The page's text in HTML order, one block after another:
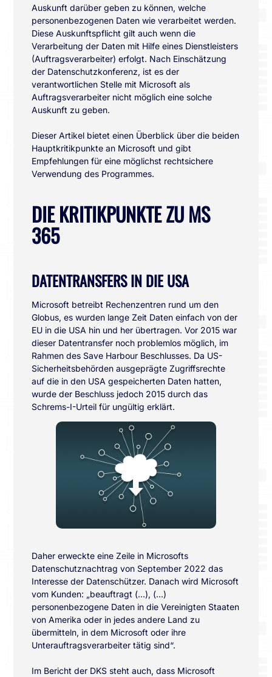
Auskunft darüber geben zu können, welche
personenbezogenen Daten wie verarbeitet werden.
Diese Auskunftspflicht gilt auch wenn die
Verarbeitung der Daten mit Hilfe eines Dienstleisters
(Auftragsverarbeiter) erfolgt. Nach Einschätzung
der Datenschutzkonferenz, ist es der
verantwortlichen Stelle mit Microsoft als
Auftragsverarbeiter nicht möglich eine solche
Auskunft zu geben.
Dieser Artikel bietet einen Überblick über die beiden
Hauptkritikpunkte an Microsoft und gibt
Empfehlungen für eine möglichst rechtsichere
Verwendung des Programmes.
DIE KRITIKPUNKTE ZU MS
365
DATENTRANSFERS IN DIE USA
Microsoft betreibt Rechenzentren rund um den
Globus, es wurden lange Zeit Daten einfach von der
EU in die USA hin und her übertragen. Vor 2015 war
dieser Datentransfer noch problemlos möglich, im
Rahmen des Save Harbour Beschlusses. Da US-
Sicherheitsbehörden ausgeprägte Zugriffsrechte
auf die in den USA gespeicherten Daten hatten,
wurde der Beschluss jedoch 2015 durch das
Schrems-I-Urteil für ungültig erklärt.
Daher erweckte eine Zeile in Microsofts
Datenschutznachtrag von September 2022 das
Interesse der Datenschützer. Danach wird Microsoft
vom Kunden: „beauftragt (…), (…)
personenbezogene Daten in die Vereinigten Staaten
von Amerika oder in jedes andere Land zu
übermitteln, in dem Microsoft oder ihre
Unterauftragsverarbeiter tätig sind“.
Im Bericht der DKS steht auch, dass Microsoft